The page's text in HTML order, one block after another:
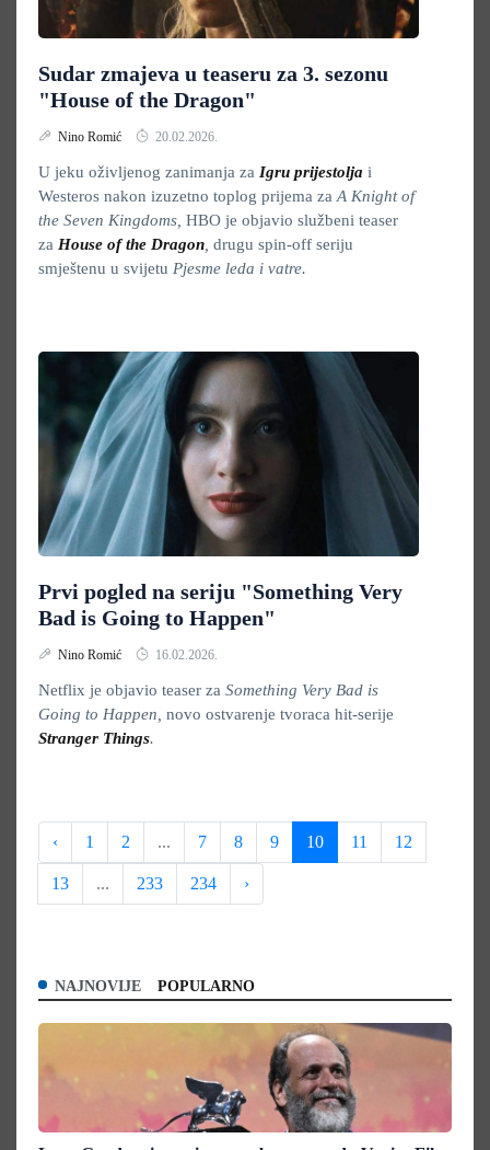
Sudar zmajeva u teaseru za 3. sezonu
"House of the Dragon"
Nino Romić 20.02.2026.
U jeku oživljenog zanimanja za Igru prijestolja i
Westeros nakon izuzetno toplog prijema za A Knight of
the Seven Kingdoms, HBO je objavio službeni teaser
za House of the Dragon drugu spin-off seriju
smještenu u svijetu Pjesme leda i vatre.
Prvi pogled na seriju "Something Very
Bad is Going to Happen"
Nino Romić 16.02.2026.
Netflix je objavio teaser za Something Very Bad is
Going to Happen, novo ostvarenje tvoraca hit-serije
Stranger Things.
‹ 1 2 ... 7 8 9 10 11 12
13 ... 233 234 ›
NAJNOVIJE POPULARNO